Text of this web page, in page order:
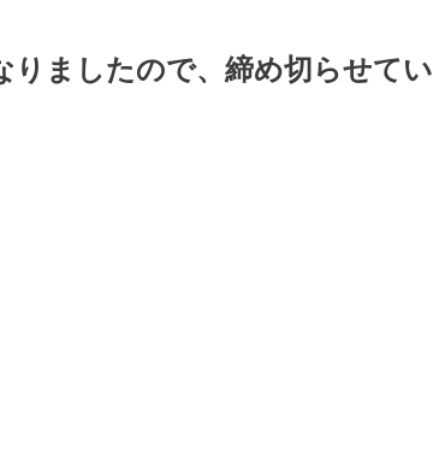
ましたので、締め切らせてい